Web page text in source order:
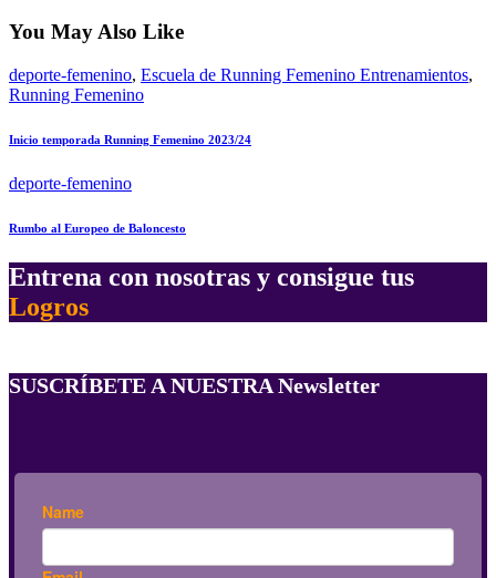
You May Also Like
deporte-femenino, Escuela de Running Femenino Entrenamientos,
Running Femenino
Inicio temporada Running Femenino 2023/24
deporte-femenino
Rumbo al Europeo de Baloncesto
Entrena con nosotras y consigue tus
Logros
SUSCRÍBETE A NUESTRA Newsletter